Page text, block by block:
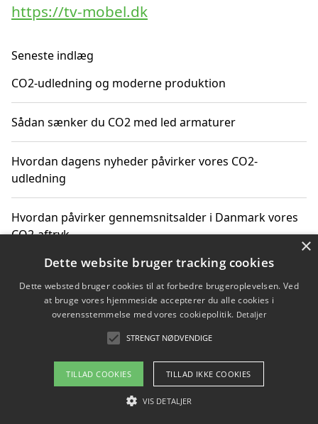
https://tv-mobel.dk
Seneste indlæg
CO2-udledning og moderne produktion
Sådan sænker du CO2 med led armaturer
Hvordan dagens nyheder påvirker vores CO2-
udledning
Hvordan påvirker gennemsnitsalder i Danmark vores
CO2-aftryk
Hvordan nyheder om CO2-udledning påvirker vores
hverdag
Om / kontakt
Blog Betingelser
×
Dette website bruger tracking cookies
Dette websted bruger cookies til at forbedre brugeroplevelsen. Ved
at bruge vores hjemmeside accepterer du alle cookies i
overensstemmelse med vores cookiepolitik. Detaljer
STRENGT NØDVENDIGE
TILLAD COOKIES TILLAD IKKE COOKIES
VIS DETALJER